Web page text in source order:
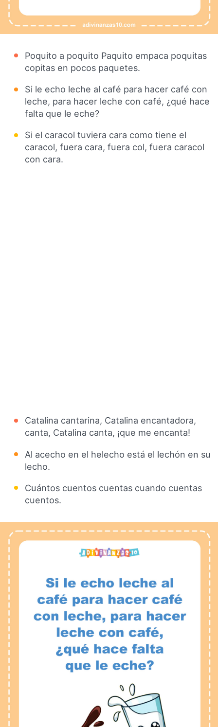
Poquito a poquito Paquito empaca poquitas
copitas en pocos paquetes.
Si le echo leche al café para hacer café con
leche, para hacer leche con café, ¿qué hace
falta que le eche?
Si el caracol tuviera cara como tiene el
caracol, fuera cara, fuera col, fuera caracol
con cara.
Catalina cantarina, Catalina encantadora,
canta, Catalina canta, ¡que me encanta!
Al acecho en el helecho está el lechón en su
lecho.
Cuántos cuentos cuentas cuando cuentas
cuentos.